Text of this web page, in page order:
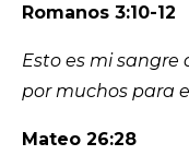
Romanos 3:10-12
Esto es mi sangre
por muchos para
Mateo 26:28